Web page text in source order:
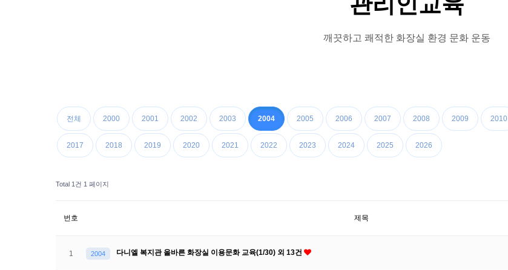
장애인화장실
깨끗하고 쾌적한 화장실 환경 문화 운동
전체 2000 2001 2002 2003 2004 2005 2006 2007 2008 2009 2010
2017 2018 2019 2020 2021 2022 2023 2024 2025 2026
Total 1건 1 페이지
번호 제목
1 2004 다니엘 복지관 올바른 화장실 이용문화 교육(1/30) 외 13건